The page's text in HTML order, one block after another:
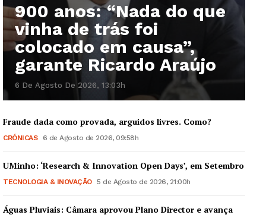
900 anos: “Nada do que
vinha de trás foi
colocado em causa”,
garante Ricardo Araújo
6 De Agosto De 2026, 13:03h
Fraude dada como provada, arguidos livres. Como?
CRÓNICAS 6 de Agosto de 2026, 09:58h
UMinho: ‘Research & Innovation Open Days’, em Setembro
TECNOLOGIA & INOVAÇÃO 5 de Agosto de 2026, 21:00h
Águas Pluviais: Câmara aprovou Plano Director e avança